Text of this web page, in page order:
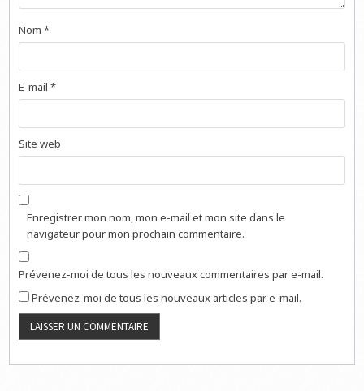
Nom*
E-mail*
Site web
Enregistrer mon nom, mon e-mail et mon site dans le
navigateur pour mon prochain commentaire.
Prévenez-moi de tous les nouveaux commentaires par e-mail.
Prévenez-moi de tous les nouveaux articles par e-mail.